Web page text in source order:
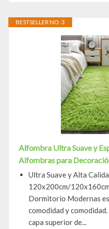
BESTSELLER NO. 3
Alfombra Ultra Suave y
Alfombras para
Ultra Suave y Alta
120x200cm/
Dormitorio Modernas
comodidad y
capa superior de...